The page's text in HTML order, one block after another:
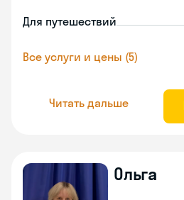
Для путешествий
Все услуги и цены (5)
Читать дальше
Ольга